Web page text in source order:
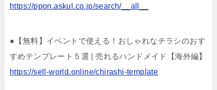
https://ppon.askul.co.jp/search/__all__
●【無料】イベントで使える！おしゃれなチラシのおす
すめテンプレート５選 | 売れるハンドメイド【海外編】
https://sell-world.online/chirashi-template